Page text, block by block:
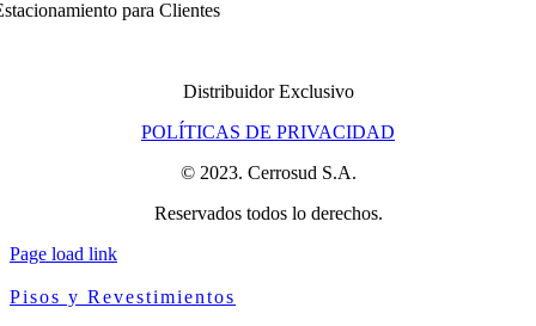
para Clientes
Distribuidor Exclusivo
POLÍTICAS DE PRIVACIDAD
© 2023. Cerrosud S.A.
Reservados todos lo derechos.
Page load link
Pisos y Revestimientos